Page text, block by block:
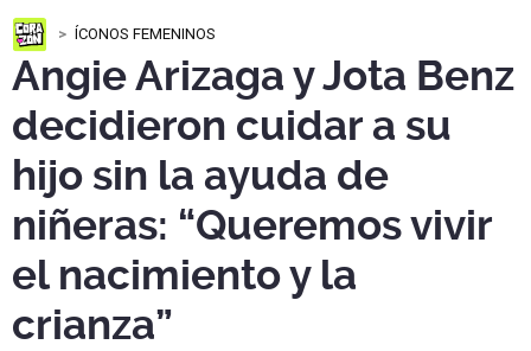
ÍCONOS FEMENINOS
Angie Arizaga y Jota Benz
decidieron cuidar a su
hijo sin la ayuda de
niñeras: “Queremos vivir
el nacimiento y la
crianza”